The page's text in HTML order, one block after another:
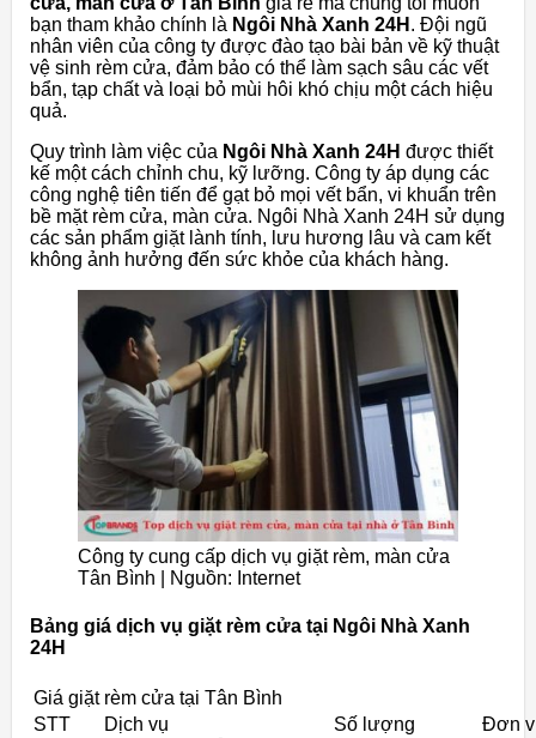
bạn tham khảo chính là Ngôi Nhà Xanh 24H . Đội ngũ
nhân viên của công ty được đào tạo bài bản về kỹ thuật
vệ sinh rèm cửa, đảm bảo có thể làm sạch sâu các vết
bẩn, tạp chất và loại bỏ mùi hôi khó chịu một cách hiệu
quả.
Quy trình làm việc của Ngôi Nhà Xanh 24H được thiết
kế một cách chỉnh chu, kỹ lưỡng. Công ty áp dụng các
công nghệ tiên tiến để gạt bỏ mọi vết bẩn, vi khuẩn trên
bề mặt rèm cửa, màn cửa. Ngôi Nhà Xanh 24H sử dụng
các sản phẩm giặt lành tính, lưu hương lâu và cam kết
không ảnh hưởng đến sức khỏe của khách hàng.
Công ty cung cấp dịch vụ giặt rèm, màn cửa
Tân Bình | Nguồn: Internet
Bảng giá dịch vụ giặt rèm cửa tại Ngôi Nhà Xanh
24H
Giá giặt rèm cửa tại Tân Bình
STT
Dịch vụ Số lượng
Đơn